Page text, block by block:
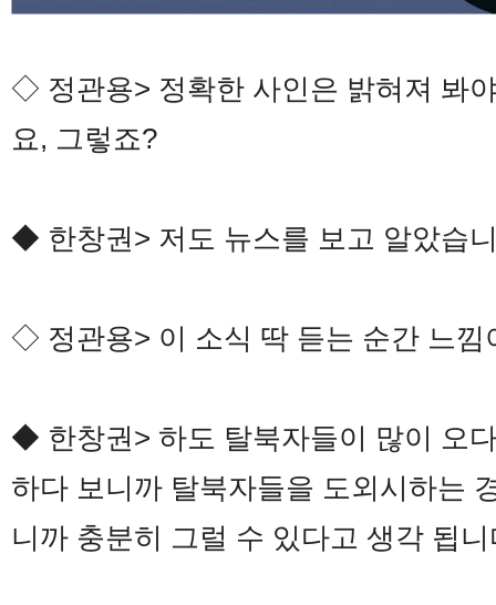
◇ 정관용> 정확한 사인은 밝혀져 봐
요, 그렇죠?
◆ 한창권> 저도 뉴스를 보고 알았습
◇ 정관용> 이 소식 딱 듣는 순간 느낌
◆ 한창권> 하도 탈북자들이 많이 오
하다 보니까 탈북자들을 도외시하는
니까 충분히 그럴 수 있다고 생각 됩니